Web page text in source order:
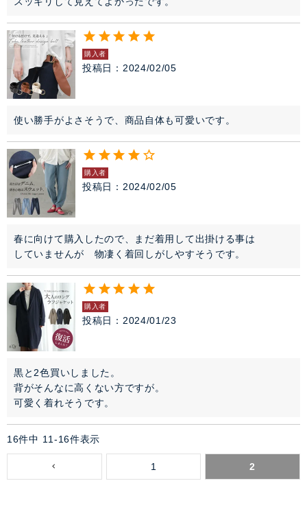
購入者
投稿日 2024/02/05
使い勝手がよさそうで、商品自体も可愛いです。
購入者
投稿日 2024/02/05
春に向けて購入したので、まだ着用して出掛ける事は
購入者
投稿日 2024/01/23
黒と2色買いしました。
背がそんなに高くない方ですが。
16件中 11 -16件表示
1 2